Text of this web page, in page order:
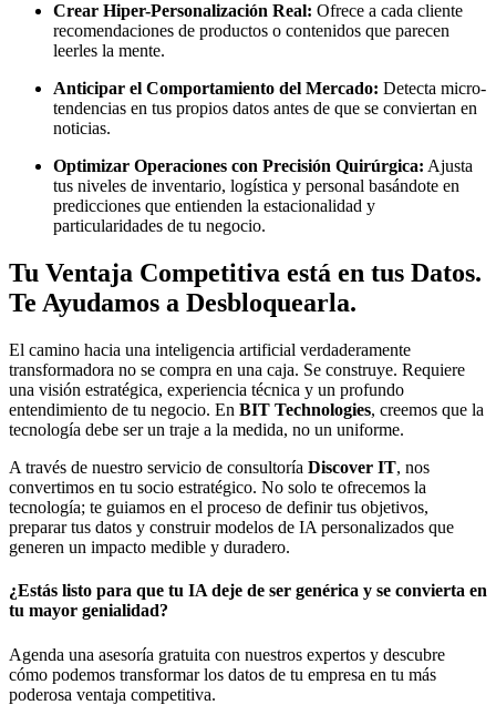
Crear Hiper-Personalización Real: Ofrece a cada cliente
recomendaciones de productos o contenidos que parecen
leerles la mente.
Anticipar el Comportamiento del Mercado: Detecta micro-
tendencias en tus propios datos antes de que se conviertan en
noticias.
Optimizar Operaciones con Precisión Quirúrgica: Ajusta
tus niveles de inventario, logística y personal basándote en
predicciones que entienden la estacionalidad y
particularidades de tu negocio.
Tu Ventaja Competitiva está en tus Datos.
Te Ayudamos a Desbloquearla.
El camino hacia una inteligencia artificial verdaderamente
transformadora no se compra en una caja. Se construye. Requiere
una visión estratégica, experiencia técnica y un profundo
entendimiento de tu negocio. En BIT Technologies, creemos que la
tecnología debe ser un traje a la medida, no un uniforme.
A través de nuestro servicio de consultoría Discover IT, nos
convertimos en tu socio estratégico. No solo te ofrecemos la
tecnología; te guiamos en el proceso de definir tus objetivos,
preparar tus datos y construir modelos de IA personalizados que
generen un impacto medible y duradero.
¿Estás listo para que tu IA deje de ser genérica y se convierta en
tu mayor genialidad?
Agenda una asesoría gratuita con nuestros expertos y descubre
cómo podemos transformar los datos de tu empresa en tu más
poderosa ventaja competitiva.